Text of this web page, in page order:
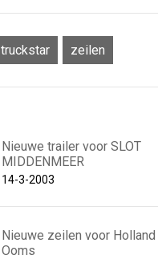
truckstar zeilen
Nieuwe trailer voor SLOT
MIDDENMEER
14-3-2003
Nieuwe zeilen voor
Ooms